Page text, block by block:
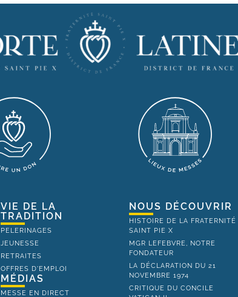
VIE DE LA
TRADITION
PELERINAGES
JEUNESSE
RETRAITES
OFFRES D'EMPLOI
MÉDIAS
MESSE EN DIRECT
NOUS DÉCOUVRIR
HISTOIRE DE LA FRATERNITÉ
SAINT PIE X
MGR LEFEBVRE, NOTRE
FONDATEUR
LA DÉCLARATION DU 21
NOVEMBRE 1974
CRITIQUE DU CONCILE